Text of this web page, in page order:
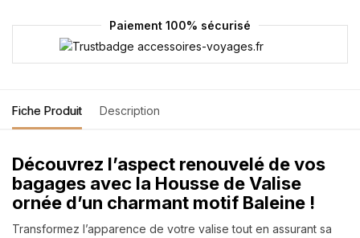
Paiement 100% sécurisé
Fiche Produit Description
Découvrez l’aspect renouvelé de vos
bagages avec la Housse de Valise
ornée d’un charmant motif Baleine !
Transformez l’apparence de votre valise tout en assurant sa